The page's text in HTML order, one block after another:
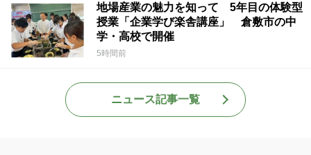
地場産業の魅力を知って 5年目の体験型
授業「企業学び楽舎講座」 倉敷市の中
学・高校で開催
5時間前
ニュース記事一覧